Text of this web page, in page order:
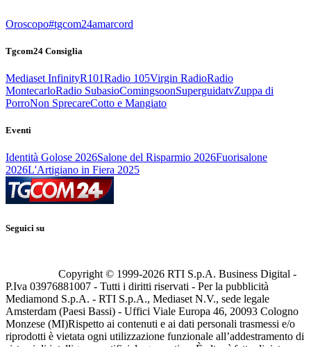
Oroscopo#tgcom24amarcord
Tgcom24 Consiglia
Mediaset InfinityR101Radio 105Virgin RadioRadio
MontecarloRadio SubasioComingsoonSuperguidatvZuppa di
PorroNon SprecareCotto e Mangiato
Eventi
Identità Golose 2026Salone del Risparmio 2026Fuorisalone
2026L'Artigiano in Fiera 2025
Seguici su
Copyright © 1999-2026 RTI S.p.A. Business Digital -
P.Iva 03976881007 - Tutti i diritti riservati - Per la pubblicità
Mediamond S.p.A. - RTI S.p.A., Mediaset N.V., sede legale
Amsterdam (Paesi Bassi) - Uffici Viale Europa 46, 20093 Cologno
Monzese (MI)Rispetto ai contenuti e ai dati personali trasmessi e/o
riprodotti è vietata ogni utilizzazione funzionale all’addestramento di